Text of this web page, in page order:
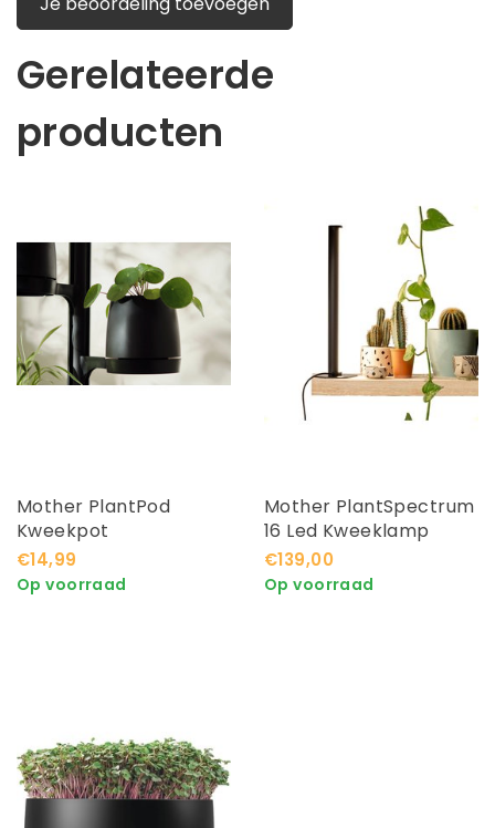
Gerelateerde
producten
Mother PlantPod
Kweekpot
€14,99
Op voorraad
Mother PlantSpectrum
16 Led Kweeklamp
€139,00
Op voorraad